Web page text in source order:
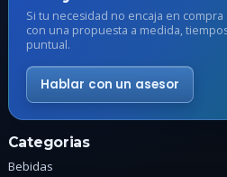
elegir
en
página
de
Si tu necesidad no encaja en
con una propuesta a medida,
puntual.
Hablar con un asesor
Categorias
Bebidas